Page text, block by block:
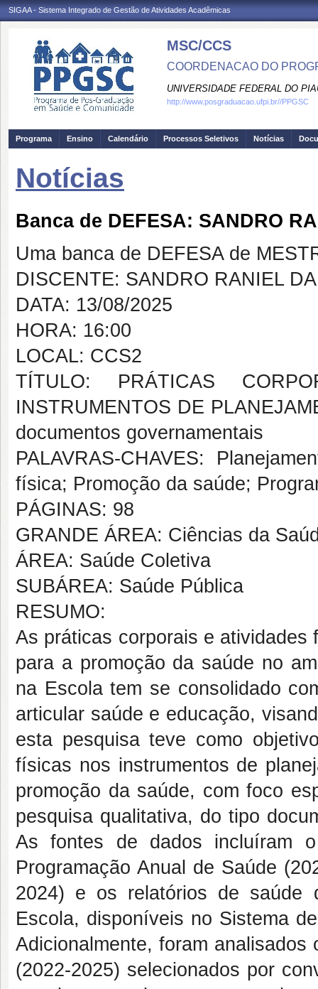
SIGAA - Sistema Integrado de Gestão de Atividades Acadêmicas
MSC/CCS
COORDENACAO DO
UNIVERSIDADE FEDERAL DO
http://www.posgraduacao.ufpi.br//PPGSC
Programa Ensino Calendário Processos Seletivos Notícias
Notícias
Banca de DEFESA: SANDRO
Uma banca de DEFESA de
DISCENTE: SANDRO RANIEL
DATA: 13/08/2025
HORA: 16:00
LOCAL: CCS2
TÍTULO: PRÁTICAS
INSTRUMENTOS DE
documentos governamentais
PALAVRAS-CHAVES:
física; Promoção da saúde;
PÁGINAS: 98
GRANDE ÁREA: Ciências da
ÁREA: Saúde Coletiva
SUBÁREA: Saúde Pública
RESUMO:
As práticas corporais e
para a promoção da saúde no
na Escola tem se consolidado
articular saúde e educação,
esta pesquisa teve como
físicas nos instrumentos de
promoção da saúde, com foco
pesquisa qualitativa, do tipo
As fontes de dados incluíram
Programação Anual de Saúde
2024) e os relatórios de saúde
Escola, disponíveis no Sistema
Adicionalmente, foram
(2022-2025) selecionados por